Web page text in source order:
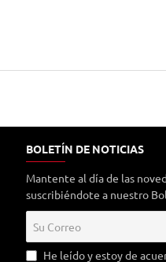
BOLETÍN DE NOTICIAS
Mantente al día de las
suscribiéndote a nuestro
Correo
He leído y estoy de